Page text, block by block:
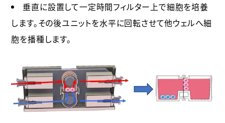
垂直に設置して一定時間フィルター上で細胞を培養
します。その後ユニットを水平に回転させて他ウェルへ細
胞を播種します。